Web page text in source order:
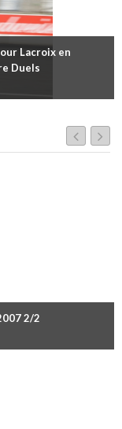
Lacroix en
Duels
2/2